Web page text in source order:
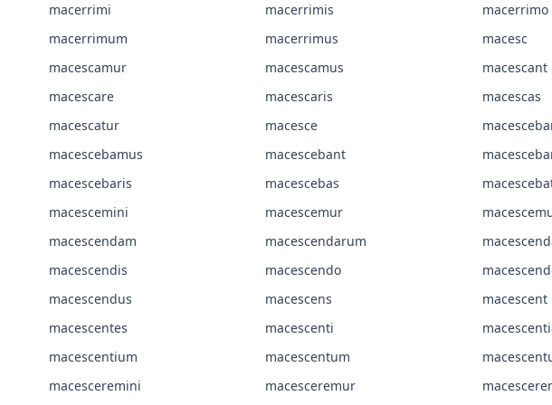
macerrimi macerrimis macerrimo
macerrimum macerrimus macesc
macescamur macescamus macescant
macescare macescaris macescas
macescatur macesce
macescebamus macescebant
macescebaris macescebas
macescemini macescemur
macescendam macescendarum
macescendis macescendo
macescendus macescens macescent
macescentes macescenti
macescentium macescentum
macesceremini macesceremur